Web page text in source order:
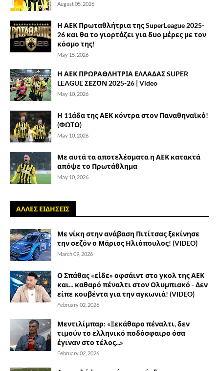
August 05, 2026
Η ΑΕΚ Πρωταθλήτρια της SuperLeague 2025-
26 και θα το γιορτάζει για δυο μέρες με τον
κόσμο της!
May 15, 2026
Η ΑΕΚ ΠΡΩΡΑΘΛΗΤΡΙΑ ΕΛΛΑΔΑΣ SUPER
LEAGUE ΣΕΖΟΝ 2025-26 | Video
May 10, 2026
Η 11άδα της ΑΕΚ κόντρα στον Παναθηναϊκό!
(ΦΩΤΟ)
May 10, 2026
Με αυτά τα αποτελέσματα η ΑΕΚ κατακτά
απόψε το Πρωτάθλημα
May 10, 2026
ΑΛΛΕΣ ΕΙΔΗΣΕΙΣ
Με νίκη στην ανάβαση Πιτίτσας ξεκίνησε
την σεζόν ο Μάριος Ηλιόπουλος! (VIDEO)
March 09, 2026
Ο Σπάθας «είδε» οφσάιντ στο γκολ της ΑΕΚ
και... καθαρό πέναλτι στον Ολυμπιακό - Δεν
είπε κουβέντα για την αγκωνιά! (VIDEO)
February 02, 2026
Μεντιλίμπαρ: «Ξεκάθαρο πέναλτι, δεν
τιμούν το ελληνικό ποδόσφαιρο όσα
έγιναν στο τέλος...»
February 02, 2026